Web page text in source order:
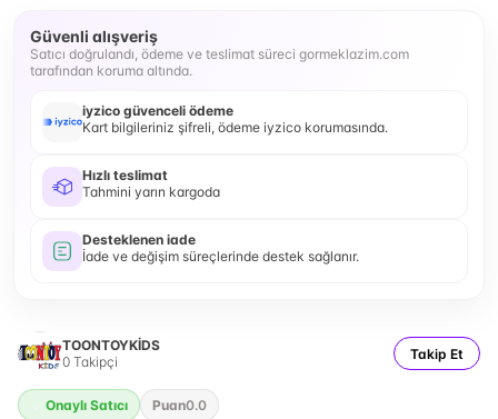
Güvenli alışveriş
Satıcı doğrulandı, ödeme ve teslimat süreci gormeklazim.com
tarafından koruma altında.
iyzico güvenceli ödeme
Kart bilgileriniz şifreli, ödeme iyzico korumasında.
Hızlı teslimat
Tahmini yarın kargoda
Desteklenen iade
İade ve değişim süreçlerinde destek sağlanır.
TOONTOYKİDS
0 Takipçi Takip Et
Onaylı Satıcı Puan0.0